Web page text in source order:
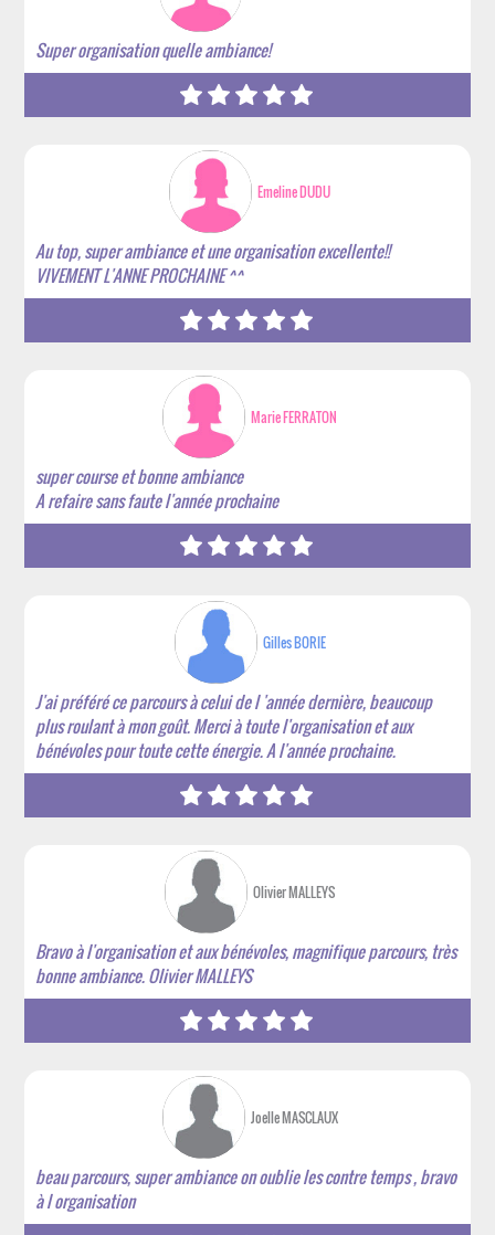
Super organisation quelle ambiance!
Emeline DUDU
Au top, super ambiance et une organisation excellente!!
VIVEMENT L'ANNE PROCHAINE ^^
Marie FERRATON
super course et bonne ambiance
A refaire sans faute l'année prochaine
Gilles BORIE
J'ai préféré ce parcours à celui de l 'année dernière, beaucoup
plus roulant à mon goût. Merci à toute l'organisation et aux
bénévoles pour toute cette énergie. A l'année prochaine.
Olivier MALLEYS
Bravo à l'organisation et aux bénévoles, magnifique parcours, très
bonne ambiance. Olivier MALLEYS
Joelle MASCLAUX
beau parcours, super ambiance on oublie les contre temps , bravo
à l organisation